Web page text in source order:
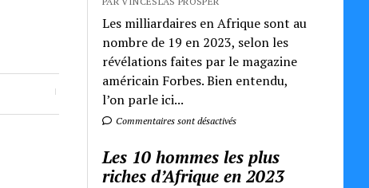
Les milliardaires en Afrique sont au
nombre de 19 en 2023, selon les
révélations faites par le magazine
américain Forbes. Bien entendu,
l’on parle ici...
Commentaires sont désactivés
Les 10 hommes les plus
riches d’Afrique en 2023